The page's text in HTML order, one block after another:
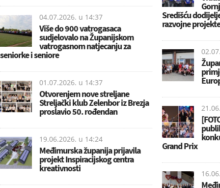
04.07.2026. u 14:37
Više do 900 vatrogasaca
sudjelovalo na Županijskom
vatrogasnom natjecanju za
seniorke i seniore
01.07.2026. u 14:37
Otvorenjem nove streljane
Streljački klub Zelenbor iz Brezja
proslavio 50. rođendan
19.06.2026. u 14:24
Međimurska županija prijavila
projekt Inspiracijskog centra
kreativnosti
Središću
razvojne projekte
Grand Prix